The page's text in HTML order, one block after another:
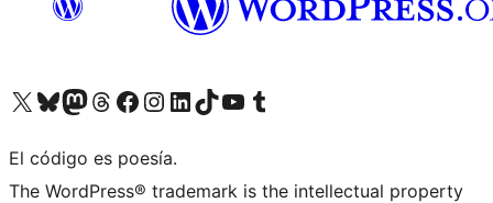
Visitá nuestra cuenta de X (anteriormente Twitter)
Visitá nuestra cuenta de Bluesky
Visitá nuestra cuenta de Mastodon
Visitá nuestra cuenta de Threads
Visitá nuestra página de Facebook
Visitá nuestra cuenta de Instagram
Visitá nuestra cuenta de LinkedIn
Visitá nuestra cuenta de TikTok
Visitá nuestro canal de YouTube
Visitá nuestra cuenta de Tumblr
El código es poesía.
The WordPress® trademark is the intellectual property